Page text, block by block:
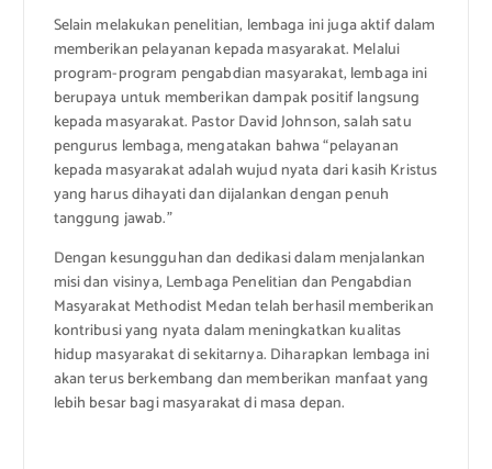
Selain melakukan penelitian, lembaga ini juga aktif dalam
memberikan pelayanan kepada masyarakat. Melalui
program-program pengabdian masyarakat, lembaga ini
berupaya untuk memberikan dampak positif langsung
kepada masyarakat. Pastor David Johnson, salah satu
pengurus lembaga, mengatakan bahwa “pelayanan
kepada masyarakat adalah wujud nyata dari kasih Kristus
yang harus dihayati dan dijalankan dengan penuh
tanggung jawab.”
Dengan kesungguhan dan dedikasi dalam menjalankan
misi dan visinya, Lembaga Penelitian dan Pengabdian
Masyarakat Methodist Medan telah berhasil memberikan
kontribusi yang nyata dalam meningkatkan kualitas
hidup masyarakat di sekitarnya. Diharapkan lembaga ini
akan terus berkembang dan memberikan manfaat yang
lebih besar bagi masyarakat di masa depan.